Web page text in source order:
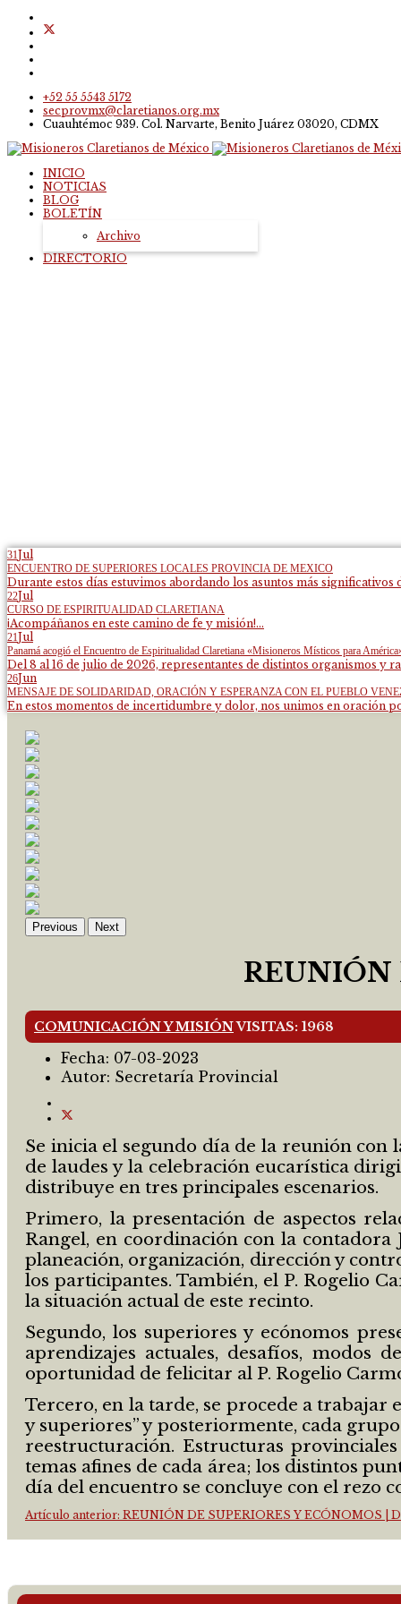
+52 55 5543 5172
secprovmx@claretianos.org.mx
Cuauhtémoc 939. Col. Narvarte, Benito Juárez 03020, CDMX
INICIO
NOTICIAS
BLOG
BOLETÍN
Archivo
DIRECTORIO
31Jul
ENCUENTRO DE SUPERIORES LOCALES PROVINCIA DE MEXICO
Durante estos días estuvimos abordando los asuntos más significativos
22Jul
CURSO DE ESPIRITUALIDAD CLARETIANA
¡Acompáñanos en este camino de fe y misión!...
21Jul
Panamá acogió el Encuentro de Espiritualidad Claretiana «Misioneros Místicos para
Del 8 al 16 de julio de 2026, representantes de distintos organismos y
26Jun
MENSAJE DE SOLIDARIDAD, ORACIÓN Y ESPERANZA CON EL PUEBLO
En estos momentos de incertidumbre y dolor, nos unimos en oración
Previous Next
REUNIÓN
COMUNICACIÓN Y MISIÓNVISITAS: 1968
Fecha: 07-03-2023
Autor: Secretaría Provincial
Se inicia el segundo día de la reunión con
de laudes y la celebración eucarística
distribuye en tres principales escenarios.
Primero, la presentación de aspectos
Rangel, en coordinación con la
planeación, organización, dirección y
los participantes. También, el P. Rogelio
la situación actual de este recinto.
Segundo, los superiores y ecónomos
aprendizajes actuales, desafíos, modos
oportunidad de felicitar al P. Rogelio
Tercero, en la tarde, se procede a trabajar
y superiores” y posteriormente, cada
reestructuración. Estructuras
temas afines de cada área; los distintos
día del encuentro se concluye con el rezo
Artículo anterior: REUNIÓN DE SUPERIORES Y ECÓNOMOS |